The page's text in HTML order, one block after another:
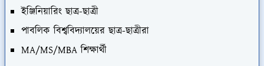
ইঞ্জিনিয়ারিং ছাত্র-ছাত্রী
পাবলিক বিশ্ববিদ্যালয়ের ছাত্র-ছাত্রীরা
MA/MS/MBA শিক্ষার্থী